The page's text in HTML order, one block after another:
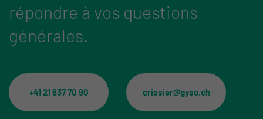
répondre à vos questions
générales.
+41 21 637 70 90 crissier@gyso.ch